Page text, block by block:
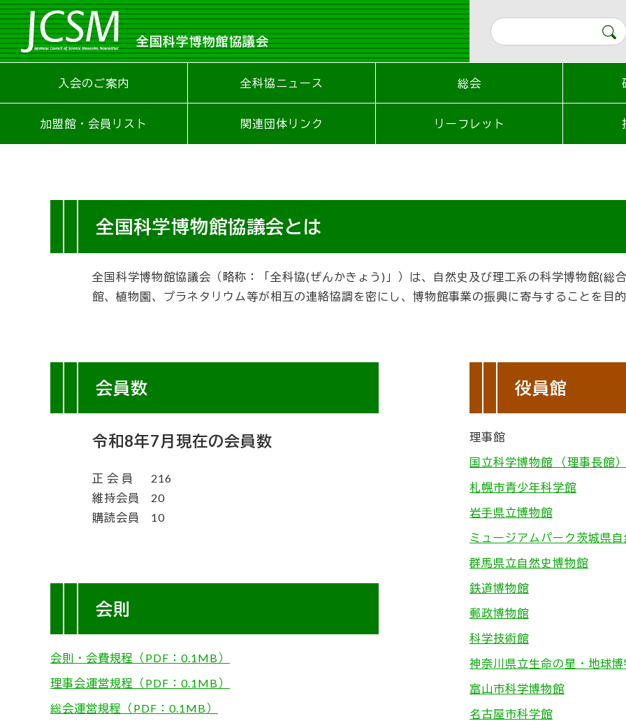
全国科学博物館協議会
入会のご案内 全科協ニュース 総会
加盟館・会員リスト 関連団体リンク リーフレット
全国科学博物館協議会とは
全国科学博物館協議会（略称：「全科協(ぜんかきょう)」）は、自然史及び理工系の科学博物館(総
館、植物園、プラネタリウム等が相互の連絡協調を密にし、博物館事業の振興に寄与することを目
会員数
令和8年7月現在の会員数
正 会 員
216
維持会員
20
購読会員
10
会則
会則・会費規程（PDF：0.1MB）
理事会運営規程（PDF：0.1MB）
総会運営規程（PDF：0.1MB）
役員館
理事館
国立科学博物館 （理事長館）
札幌市青少年科学館
岩手県立博物館
ミュージアムパーク茨城県
群馬県立自然史博物館
鉄道博物館
郵政博物館
科学技術館
神奈川県立生命の星・地球
富山市科学博物館
名古屋市科学館